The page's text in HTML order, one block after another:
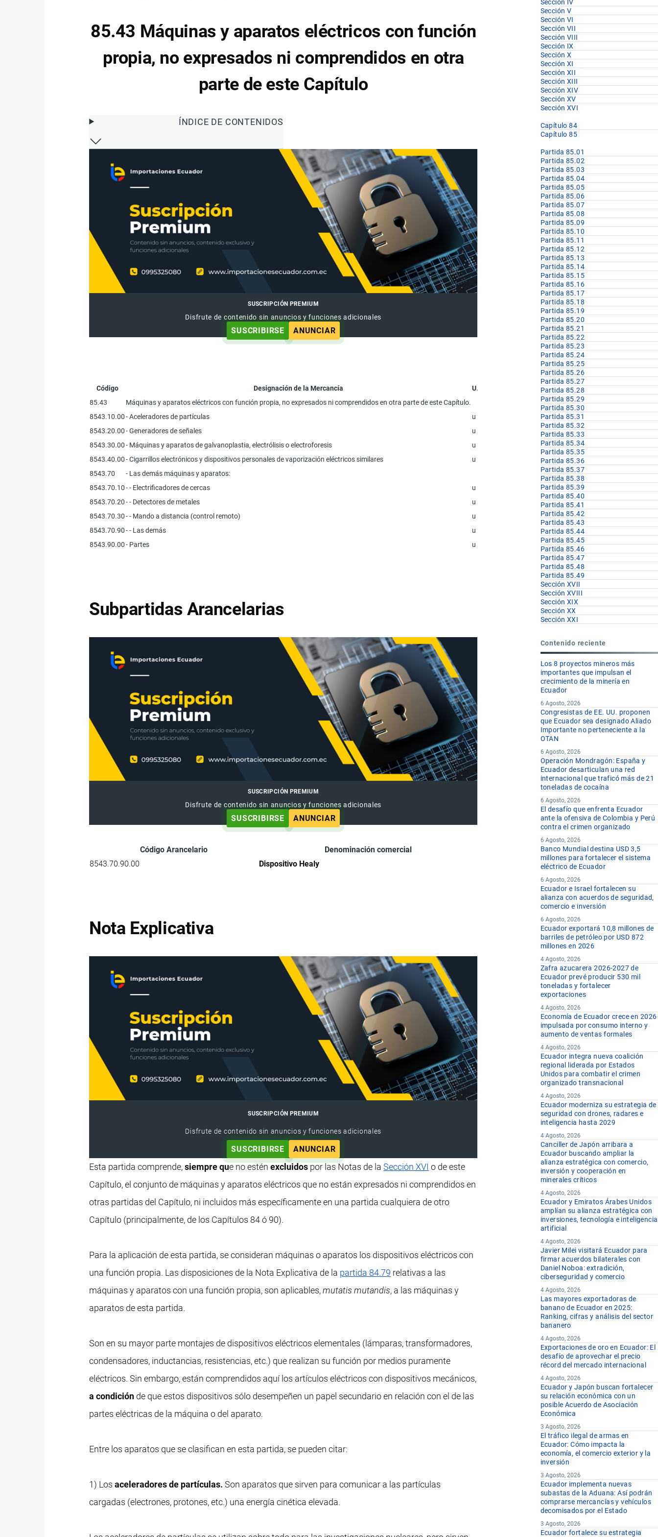
85.43 Máquinas y aparatos eléctricos con función
propia, no expresados ni comprendidos en otra
parte de este Capítulo
ÍNDICE DE CONTENIDOS
SUSCRIPCIÓN PREMIUM
Disfrute de contenido sin anuncios y funciones adicionales
SUSCRIBIRSE ANUNCIAR
Código Designación de la Mercancía
U.F
85.43
Máquinas y aparatos eléctricos con función propia, no expresados ni comprendidos en otra parte de este Capítulo.
8543.10.00- Aceleradores de partículas
u
8543.20.00- Generadores de señales
u
8543.30.00- Máquinas y aparatos de galvanoplastia, electrólisis o electroforesis
u
8543.40.00- Cigarrillos electrónicos y dispositivos personales de vaporización eléctricos similares
u
8543.70
- Las demás máquinas y aparatos:
8543.70.10- - Electrificadores de cercas
u
8543.70.20- - Detectores de metales
u
8543.70.30- - Mando a distancia (control remoto)
u
8543.70.90- - Las demás
u
8543.90.00- Partes u
Subpartidas Arancelarias
SUSCRIPCIÓN PREMIUM
Disfrute de contenido sin anuncios y funciones adicionales
SUSCRIBIRSE ANUNCIAR
Código Arancelario
Denominación comercial
8543.70.90.00
Dispositivo Healy
Nota Explicativa
SUSCRIPCIÓN PREMIUM
Disfrute de contenido sin anuncios y funciones adicionales
SUSCRIBIRSE ANUNCIAR
Esta partida comprende,siempre que no esténexcluidos por las Notas de laSección XVI o de este
Capítulo, el conjunto de máquinas y aparatos eléctricos que no están expresados ni comprendidos en
otras partidas del Capítulo, ni incluidos más específicamente en una partida cualquiera de otro
Capítulo (principalmente, de los Capítulos 84 ó 90).
Para la aplicación de esta partida, se consideran máquinas o aparatos los dispositivos eléctricos con
una función propia. Las disposiciones de la Nota Explicativa de la partida 84.79 relativas a las
máquinas y aparatos con una función propia, son aplicables,mutatis mutandis, a las máquinas y
aparatos de esta partida.
Son en su mayor parte montajes de dispositivos eléctricos elementales (lámparas, transformadores,
condensadores, inductancias, resistencias, etc.) que realizan su función por medios puramente
eléctricos. Sin embargo, están comprendidos aquí los artículos eléctricos con dispositivos mecánicos,
a condición de que estos dispositivos sólo desempeñen un papel secundario en relación con el de las
partes eléctricas de la máquina o del aparato.
Entre los aparatos que se clasifican en esta partida, se pueden citar:
1) Losaceleradores de partículas. Son aparatos que sirven para comunicar a las partículas
cargadas (electrones, protones, etc.) una energía cinética elevada.
Sección IV
Sección V
Sección VI
Sección VII
Sección VIII
Sección IX
Sección X
Sección XI
Sección XII
Sección XIII
Sección XIV
Sección XV
Sección XVI
Capítulo 84
Capítulo 85
Partida 85.01
Partida 85.02
Partida 85.03
Partida 85.04
Partida 85.05
Partida 85.06
Partida 85.07
Partida 85.08
Partida 85.09
Partida 85.10
Partida 85.11
Partida 85.12
Partida 85.13
Partida 85.14
Partida 85.15
Partida 85.16
Partida 85.17
Partida 85.18
Partida 85.19
Partida 85.20
Partida 85.21
Partida 85.22
Partida 85.23
Partida 85.24
Partida 85.25
Partida 85.26
Partida 85.27
Partida 85.28
Partida 85.29
Partida 85.30
Partida 85.31
Partida 85.32
Partida 85.33
Partida 85.34
Partida 85.35
Partida 85.36
Partida 85.37
Partida 85.38
Partida 85.39
Partida 85.40
Partida 85.41
Partida 85.42
Partida 85.43
Partida 85.44
Partida 85.45
Partida 85.46
Partida 85.47
Partida 85.48
Partida 85.49
Sección XVII
Sección XVIII
Sección XIX
Sección XX
Sección XXI
Contenido reciente
Los 8 proyectos mineros más
importantes que impulsan el
crecimiento de la minería en
Ecuador
6 Agosto, 2026
Congresistas de EE. UU. proponen
que Ecuador sea designado Aliado
Importante no perteneciente a la
OTAN
6 Agosto, 2026
Operación Mondragón: España y
Ecuador desarticulan una red
internacional que traficó más de 21
toneladas de cocaína
6 Agosto, 2026
El desafío que enfrenta Ecuador
ante la ofensiva de Colombia y Perú
contra el crimen organizado
6 Agosto, 2026
Banco Mundial destina USD 3,5
millones para fortalecer el sistema
eléctrico de Ecuador
6 Agosto, 2026
Ecuador e Israel fortalecen su
alianza con acuerdos de seguridad,
comercio e inversión
6 Agosto, 2026
Ecuador exportará 10,8 millones de
barriles de petróleo por USD 872
millones en 2026
4 Agosto, 2026
Zafra azucarera 2026-2027 de
Ecuador prevé producir 530 mil
toneladas y fortalecer
exportaciones
4 Agosto, 2026
Economía de Ecuador crece en 2026
impulsada por consumo interno y
aumento de ventas formales
4 Agosto, 2026
Ecuador integra nueva coalición
regional liderada por Estados
Unidos para combatir el crimen
organizado transnacional
4 Agosto, 2026
Ecuador moderniza su estrategia de
seguridad con drones, radares e
inteligencia hasta 2029
4 Agosto, 2026
Canciller de Japón arribara a
Ecuador buscando ampliar la
alianza estratégica con comercio,
inversión y cooperación en
minerales críticos
4 Agosto, 2026
Ecuador y Emiratos Árabes Unidos
amplían su alianza estratégica con
inversiones, tecnología e inteligencia
artificial
4 Agosto, 2026
Javier Milei visitará Ecuador para
firmar acuerdos bilaterales con
Daniel Noboa: extradición,
ciberseguridad y comercio
4 Agosto, 2026
Las mayores exportadoras de
banano de Ecuador en 2025:
Ranking, cifras y análisis del sector
bananero
4 Agosto, 2026
Exportaciones de oro en Ecuador: El
desafío de aprovechar el precio
récord del mercado internacional
4 Agosto, 2026
Ecuador y Japón buscan fortalecer
su relación económica con un
posible Acuerdo de Asociación
Económica
3 Agosto, 2026
El tráfico ilegal de armas en
Ecuador: Cómo impacta la
economía, el comercio exterior y la
inversión
3 Agosto, 2026
Ecuador implementa nuevas
subastas de la Aduana: Así podrán
comprarse mercancías y vehículos
decomisados por el Estado
3 Agosto, 2026
Ecuador fortalece su estrategia